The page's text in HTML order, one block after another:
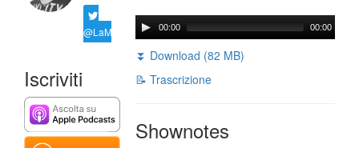
@LaMaxImages
Iscriviti
00:00 00:00
⏬ Download (82 MB)
📝 Trascrizione
Shownotes